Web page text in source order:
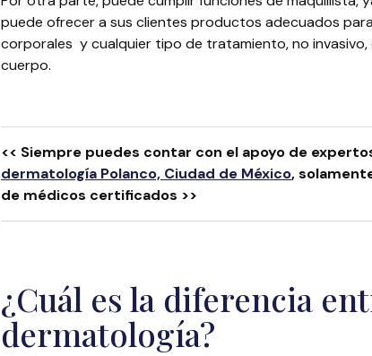
puede ofrecer a sus clientes productos adecuados
corporales y cualquier tipo de tratamiento, no
cuerpo.
<< Siempre puedes contar con el apoyo de
dermatología Polanco, Ciudad de México,
de médicos certificados >>
¿Cuál es la diferencia
dermatología?